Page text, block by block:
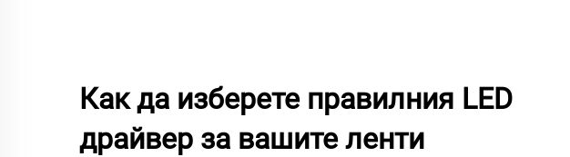
Как да изберете правилния LED
драйвер за вашите ленти